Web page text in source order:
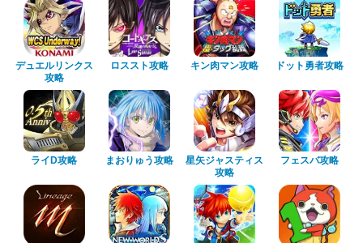
デュエルリンクス
攻略
ロススト攻略 キン肉マン攻略 ドット勇者攻略
ライD攻略 まおりゅう攻略
星矢ジャスティス
攻略
フェスバ攻略